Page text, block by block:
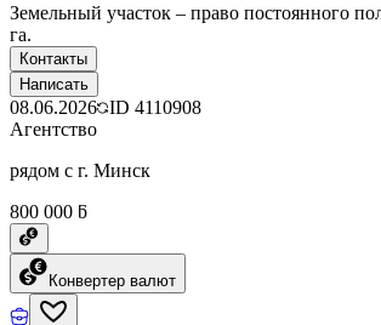
Земельный участок – право постоянного
га.
Контакты
Написать
08.06.2026 ID 4110908
Агентство
рядом с г. Минск
800 000 ƃ
Конвертер валют